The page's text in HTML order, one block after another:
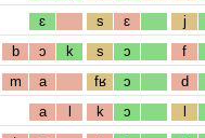
ɛ s ɛ j
b ɔ k s ɔ f
m a fʁ ɔ d
a l k ɔ l